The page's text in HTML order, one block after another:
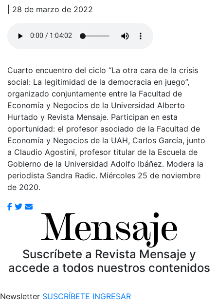
| 28 de marzo de 2022
Cuarto encuentro del ciclo “La otra cara de la crisis
social: La legitimidad de la democracia en juego”,
organizado conjuntamente entre la Facultad de
Economía y Negocios de la Universidad Alberto
Hurtado y Revista Mensaje. Participan en esta
oportunidad: el profesor asociado de la Facultad de
Economía y Negocios de la UAH, Carlos García, junto
a Claudio Agostini, profesor titular de la Escuela de
Gobierno de la Universidad Adolfo Ibáñez. Modera la
periodista Sandra Radic. Miércoles 25 de noviembre
de 2020.
Suscríbete a Revista Mensaje y
accede a todos nuestros contenidos
Newsletter SUSCRÍBETE INGRESAR